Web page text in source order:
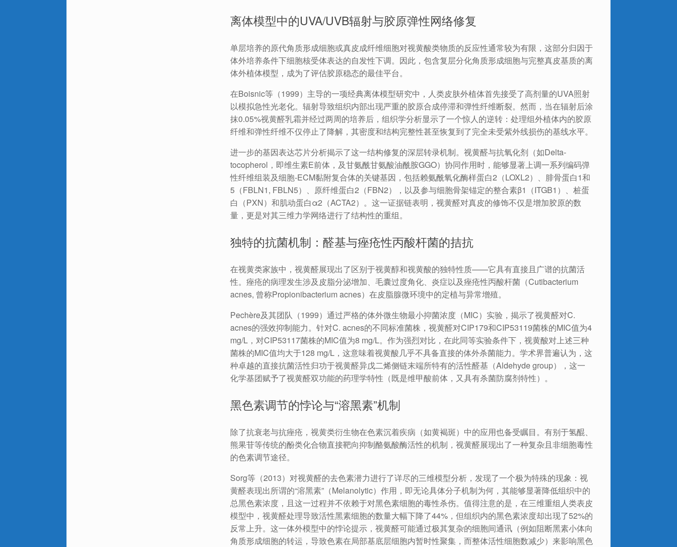
离体模型中的UVA/UVB辐射与胶原弹性网络修复
单层培养的原代角质形成细胞或真皮成纤维细胞对视黄酸类物质的反应性通常较为有限，这部分归因于
体外培养条件下细胞核受体表达的自发性下调。因此，包含复层分化角质形成细胞与完整真皮基质的离
体外植体模型，成为了评估胶原稳态的最佳平台。
在Boisnic等（1999）主导的一项经典离体模型研究中，人类皮肤外植体首先接受了高剂量的UVA照射
以模拟急性光老化。辐射导致组织内部出现严重的胶原合成停滞和弹性纤维断裂。然而，当在辐射后涂
抹0.05%视黄醛乳霜并经过两周的培养后，组织学分析显示了一个惊人的逆转：处理组外植体内的胶原
纤维和弹性纤维不仅停止了降解，其密度和结构完整性甚至恢复到了完全未受紫外线损伤的基线水平。
进一步的基因表达芯片分析揭示了这一结构修复的深层转录机制。视黄醛与抗氧化剂（如Delta-
tocopherol，即维生素E前体，及甘氨酰甘氨酸油酰胺GGO）协同作用时，能够显著上调一系列编码弹
性纤维组装及细胞-ECM黏附复合体的关键基因，包括赖氨酰氧化酶样蛋白2（LOXL2）、腓骨蛋白1和
5（FBLN1, FBLN5）、原纤维蛋白2（FBN2），以及参与细胞骨架锚定的整合素β1（ITGB1）、桩蛋
白（PXN）和肌动蛋白α2（ACTA2）。这一证据链表明，视黄醛对真皮的修饰不仅是增加胶原的数
量，更是对其三维力学网络进行了结构性的重组。
独特的抗菌机制：醛基与痤疮性丙酸杆菌的拮抗
在视黄类家族中，视黄醛展现出了区别于视黄醇和视黄酸的独特性质——它具有直接且广谱的抗菌活
性。痤疮的病理发生涉及皮脂分泌增加、毛囊过度角化、炎症以及痤疮性丙酸杆菌（Cutibacterium
acnes, 曾称Propionibacterium acnes）在皮脂腺微环境中的定植与异常增殖。
Pechère及其团队（1999）通过严格的体外微生物最小抑菌浓度（MIC）实验，揭示了视黄醛对C.
acnes的强效抑制能力。针对C. acnes的不同标准菌株，视黄醛对CIP179和CIP53119菌株的MIC值为4
mg/L，对CIP53117菌株的MIC值为8 mg/L。作为强烈对比，在此同等实验条件下，视黄酸对上述三种
菌株的MIC值均大于128 mg/L，这意味着视黄酸几乎不具备直接的体外杀菌能力。学术界普遍认为，这
种卓越的直接抗菌活性归功于视黄醛异戊二烯侧链末端所特有的活性醛基（Aldehyde group），这一
化学基团赋予了视黄醛双功能的药理学特性（既是维甲酸前体，又具有杀菌防腐剂特性）。
黑色素调节的悖论与“溶黑素”机制
除了抗衰老与抗痤疮，视黄类衍生物在色素沉着疾病（如黄褐斑）中的应用也备受瞩目。有别于氢醌、
熊果苷等传统的酚类化合物直接靶向抑制酪氨酸酶活性的机制，视黄醛展现出了一种复杂且非细胞毒性
的色素调节途径。
Sorg等（2013）对视黄醛的去色素潜力进行了详尽的三维模型分析，发现了一个极为特殊的现象：视
黄醛表现出所谓的“溶黑素”（Melanolytic）作用，即无论具体分子机制为何，其能够显著降低组织中的
总黑色素浓度，且这一过程并不依赖于对黑色素细胞的毒性杀伤。值得注意的是，在三维重组人类表皮
模型中，视黄醛处理导致活性黑素细胞的数量大幅下降了44%，但组织内的黑色素浓度却出现了52%的
反常上升。这一体外模型中的悖论提示，视黄醛可能通过极其复杂的细胞间通讯（例如阻断黑素小体向
角质形成细胞的转运，导致色素在局部基底层细胞内暂时性聚集，而整体活性细胞数减少）来影响黑色